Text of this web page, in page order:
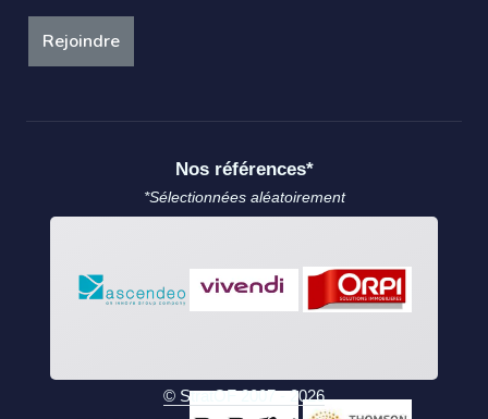
Rejoindre
Nos références*
*Sélectionnées aléatoirement
© StratOF 2007 - 2026